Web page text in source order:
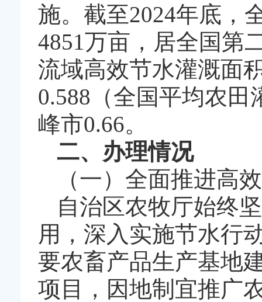
施。截至2024年底，
4851万亩，居全国第
流域高效节水灌溉面
0.588（全国平均农田
峰市0.66。
二、办理情况
（一）全面推进高
自治区农牧厅始终
用，深入实施节水行
要农畜产品生产基地
项目，因地制宜推广